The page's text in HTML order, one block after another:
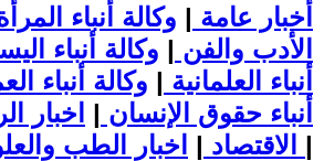
أخبار عامة | وكالة أنباء
الأدب والفن | وكالة أنباء
أنباء العلمانية | وكالة أنباء
أنباء حقوق الإنسان | اخبار
الاقتصاد | |